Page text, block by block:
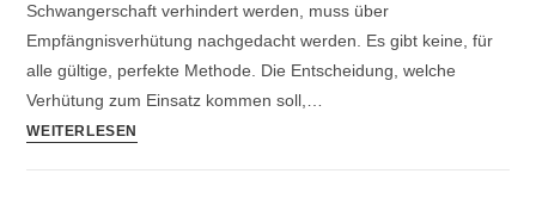
Schwangerschaft verhindert werden, muss über
Empfängnisverhütung nachgedacht werden. Es gibt keine, für
alle gültige, perfekte Methode. Die Entscheidung, welche
Verhütung zum Einsatz kommen soll,…
WEITERLESEN